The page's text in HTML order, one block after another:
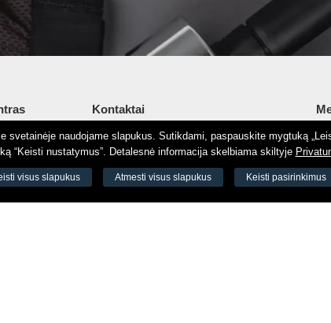
73000
Kontaktai
Šv. Stepono g. 27C, Vilnius, Lietuva
+37060779864
naudojame slapukus. Sutikdami, paspauskite mygtuką
“Keisti nustatymus”. Detalesnė informacija skelbiama skiltyje
visus slapukus Atmesti visus slapukus Keisti pasirinkimus